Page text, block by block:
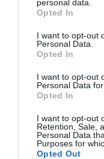
personal data.
Opted In
I want to opt-out
Personal Data.
Opted In
I want to opt-out
Personal Data
Opted In
I want to opt-out
Retention, Sale,
Personal Data
Purposes for
Opted Out
Τετάρτη
+37°+26°
Πέμπτη
+ 36°
Σάββατο
+ 31°+23°
Πρόγνωση για 7 μέρες